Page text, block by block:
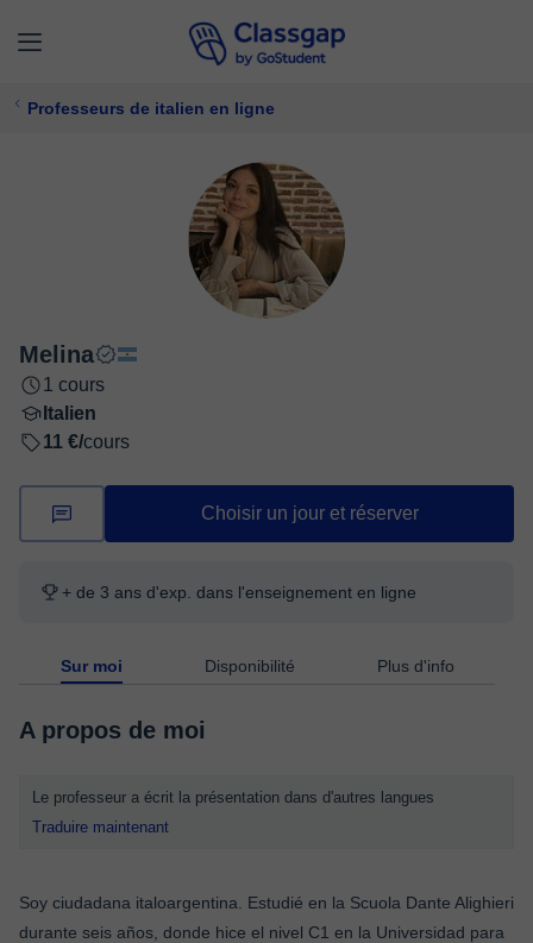
Professeurs de italien en ligne
Melina
1 cours
Italien
11 €/cours
Choisir un jour et réserver
+ de 3 ans d'exp. dans l'enseignement en ligne
Sur moi Disponibilité Plus d'info
A propos de moi
Le professeur a écrit la présentation dans d'autres langues
Traduire maintenant
Soy ciudadana italoargentina. Estudié en la Scuola Dante Alighieri
durante seis años, donde hice el nivel C1 en la Universidad para